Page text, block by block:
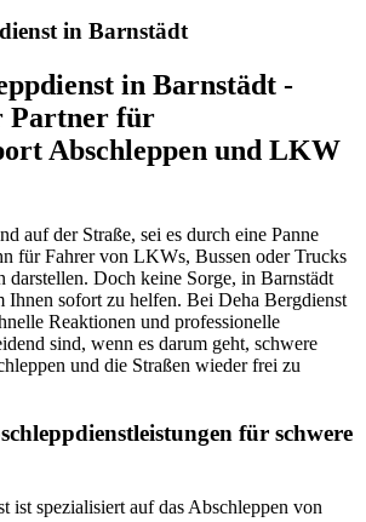
in Barnstädt
in Barnstädt -
Partner für
Abschleppen und LKW
auf der Straße, sei es durch eine Panne
für Fahrer von LKWs, Bussen oder Trucks
darstellen. Doch keine Sorge, in Barnstädt
Ihnen sofort zu helfen. Bei Deha Bergdienst
Reaktionen und professionelle
sind, wenn es darum geht, schwere
und die Straßen wieder frei zu
für schwere
ist spezialisiert auf das Abschleppen von